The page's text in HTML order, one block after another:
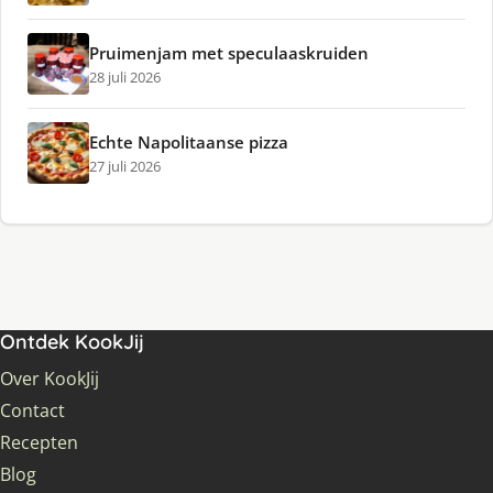
Pruimenjam met speculaaskruiden
28 juli 2026
Echte Napolitaanse pizza
27 juli 2026
Ontdek KookJij
Over KookJij
Contact
Recepten
Blog